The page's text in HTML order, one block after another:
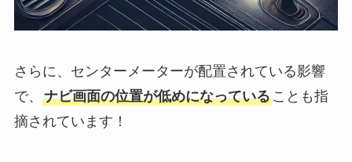
さらに、センターメーターが配置されている影響
で、 ナビ画面の位置が低めになっていることも指
摘されています！